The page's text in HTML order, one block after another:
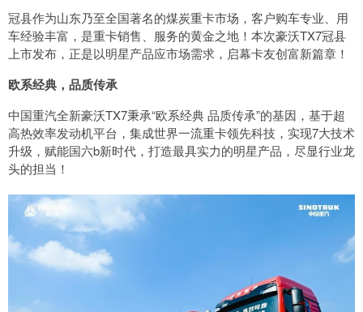
冠县作为山东乃至全国著名的煤炭重卡市场，客户购车专业、用
车经验丰富，是重卡销售、服务的黄金之地！本次豪沃TX7冠县
上市发布，正是以明星产品应市场需求，启幕卡友创富新篇章！
欧系经典，品质传承
中国重汽全新豪沃TX7秉承“欧系经典 品质传承”的基因，基于超
高热效率发动机平台，集成世界一流重卡领先科技，实现7大技术
升级，赋能国六b新时代，打造最具实力的明星产品，尽显行业龙
头的担当！